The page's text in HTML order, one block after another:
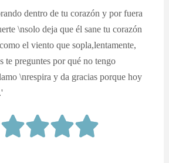
dentro de tu corazón y por fuera
\nsolo deja que él sane tu corazón
el viento que sopla,lentamente,
te preguntes por qué no tengo
\nrespira y da gracias porque hoy